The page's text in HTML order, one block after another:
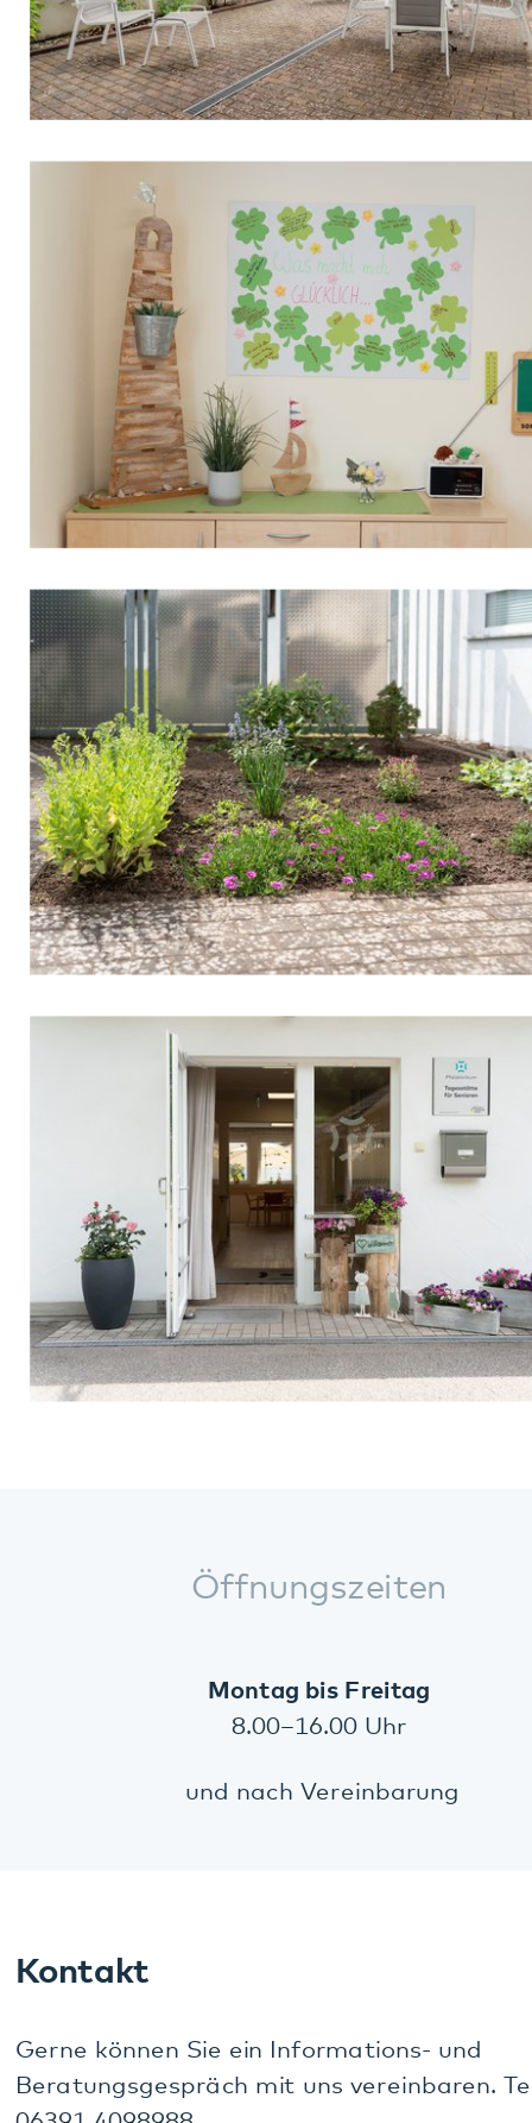
Montag bis Freitag
8.00–16.00 Uhr
und nach Vereinbarung
Gerne können Sie ein Informations- und
Beratungsgespräch mit uns vereinbaren. Telefon:
06391 4098988.
An dieser Stelle möchten wir Ihnen eine Karte
von GoogleMaps anzeigen. Dafür werden Ihre
Daten an Google und damit auch ggf. in die
USA übermittelt.
Die USA werden vom Europäischen Gerichtshof als ein Land mit
einem nach EU-Standards unzureichendem Datenschutzniveau
eingeschätzt. Es besteht insbesondere das Risiko, dass Ihre Daten
durch US-Behörden, zu Kontroll- und zu Überwachungszwecken,
möglicherweise auch ohne Rechtsbehelfsmöglichkeiten durch Sie,
verarbeitet werden können. Weitere Infos in den
Datenschutzhinweisen.
Akzeptieren
Anfahrt
Von der B 10 kommend: Ausfahrt
Hinterweidenthal, der Hauptverkehrsstraße durch
Hinterweidenthal in Richtung Dahn folgen. Im
Kreisverkehr in Dahn die erste Ausfahrt in Richtung
Schwimmbad nehmen. Dem Straßenverlauf
folgen. Nach dem Bahnübergang direkt rechts in
die Schillerstraße abbiegen. Dem Straßenverlauf
geradeaus über den Kreisel fahren (2. Ausfahrt in
Richtung Tankstelle). Am zweiten Kreisel die zweite
direkt rechts in die Schillerstraße abbiegen. Dem
Straßenverlauf folgen. Die Tagesstätte befindet
Veranstaltungen
mit Ein- und Durchschlafstörungen
05.10.2026· Digitale Veranstaltung